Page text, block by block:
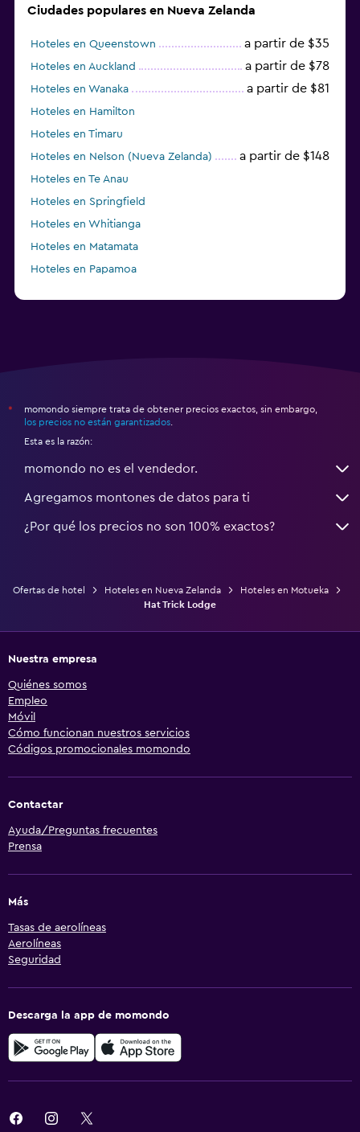
Ciudades populares en Nueva Zelanda
Hoteles en Queenstown a partir de $35
Hoteles en Auckland a partir de $78
Hoteles en Wanaka a partir de $81
Hoteles en Hamilton
Hoteles en Timaru
Hoteles en Nelson (Nueva Zelanda)
a partir de $148
Hoteles en Te Anau
Hoteles en Springfield
Hoteles en Whitianga
Hoteles en Matamata
Hoteles en Papamoa
*
momondo siempre trata de obtener precios exactos, sin embargo,
los precios no están garantizados
Esta es la razón:
momondo no es el vendedor.
Agregamos montones de datos para ti
¿Por qué los precios no son 100% exactos?
Ofertas de hotel Hoteles en Nueva Zelanda
Hoteles en Motueka
Hat Trick Lodge
Nuestra empresa
Quiénes somos
Empleo
Móvil
Cómo funcionan nuestros servicios
Códigos promocionales momondo
Contactar
Ayuda/Preguntas frecuentes
Prensa
Más
Tasas de aerolíneas
Aerolíneas
Seguridad
Descarga la app de momondo